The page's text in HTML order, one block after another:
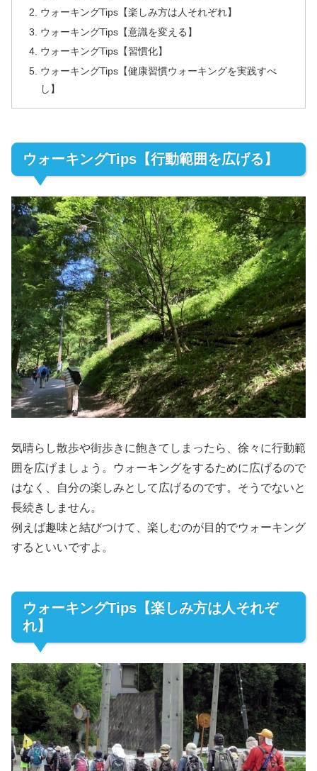
ウォーキングTips【楽しみ方は人それぞれ】
ウォーキングTips【意識を変える】
ウォーキングTips【習慣化】
ウォーキングTips【健康習慣ウォーキングを実践すべ
し】
ウォーキングTips【行動範囲を広げる】
気晴らし散歩や街歩きに飽きてしまったら、徐々に行動範
囲を広げましょう。ウォーキングをするために広げるので
はなく、自分の楽しみとして広げるのです。そうでないと
長続きしません。
例えば趣味と結びつけて、楽しむのが目的でウォーキング
するといいですよ。
ウォーキングTips【楽しみ方は人それぞ
れ】